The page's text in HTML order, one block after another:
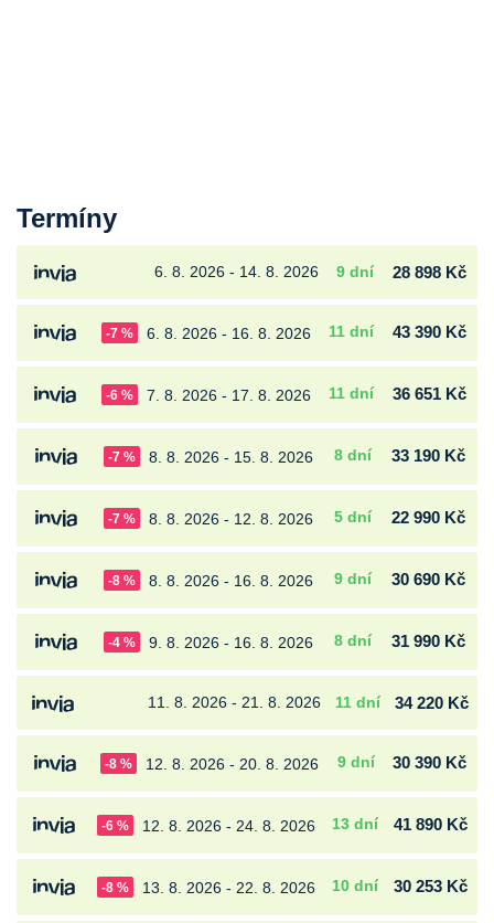
Termíny
6. 8. 2026 - 14. 8. 2026 9 dní 28 898 Kč
-7 % 6. 8. 2026 - 16. 8. 2026 11 dní 43 390 Kč
-6 % 7. 8. 2026 - 17. 8. 2026 11 dní 36 651 Kč
-7 % 8. 8. 2026 - 15. 8. 2026 8 dní 33 190 Kč
-7 % 8. 8. 2026 - 12. 8. 2026 5 dní 22 990 Kč
-8 % 8. 8. 2026 - 16. 8. 2026 9 dní 30 690 Kč
-4 % 9. 8. 2026 - 16. 8. 2026 8 dní 31 990 Kč
11. 8. 2026 - 21. 8. 2026 11 dní 34 220 Kč
-8 % 12. 8. 2026 - 20. 8. 2026 9 dní 30 390 Kč
-6 % 12. 8. 2026 - 24. 8. 2026 13 dní 41 890 Kč
-8 % 13. 8. 2026 - 22. 8. 2026 10 dní 30 253 Kč